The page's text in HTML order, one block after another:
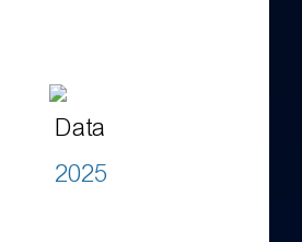
Data
2025